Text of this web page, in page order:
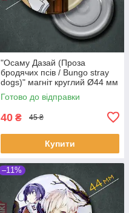
"Осаму Дазай (Проза
бродячих псів / Bungo stray
dogs)" магніт круглий Ø44 мм
Готово до відправки
40 ₴ 45 ₴
Купити
–11%